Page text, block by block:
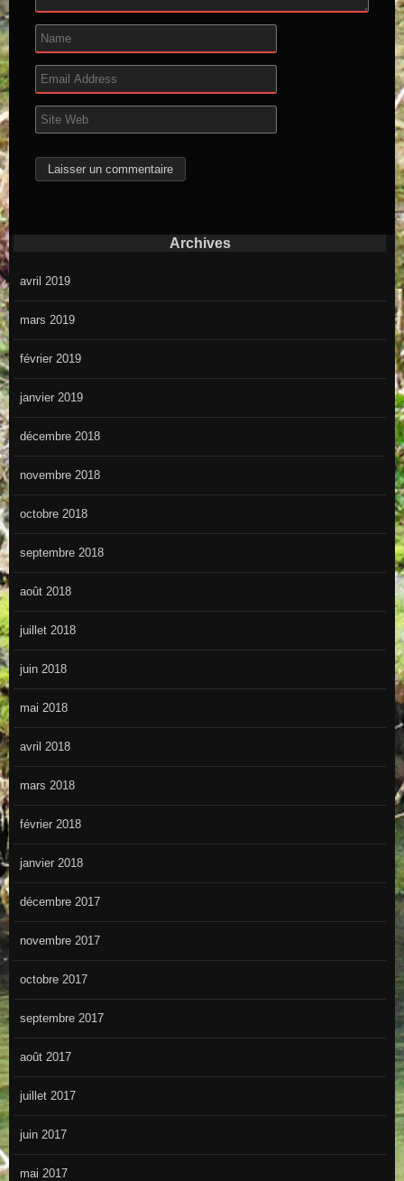
Archives
avril 2019
mars 2019
février 2019
janvier 2019
décembre 2018
novembre 2018
octobre 2018
septembre 2018
août 2018
juillet 2018
juin 2018
mai 2018
avril 2018
mars 2018
février 2018
janvier 2018
décembre 2017
novembre 2017
octobre 2017
septembre 2017
août 2017
juillet 2017
juin 2017
mai 2017